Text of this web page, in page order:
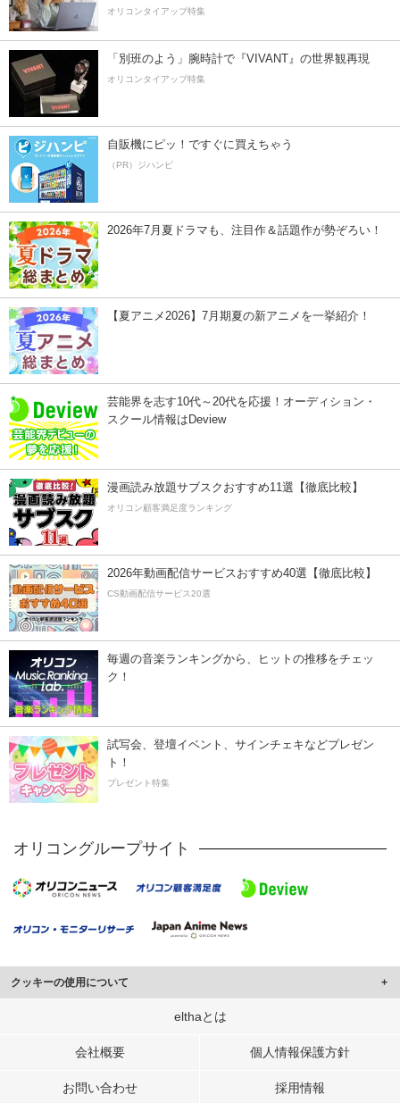
オリコンタイアップ特集
「別班のよう」腕時計で『VIVANT』の世界観再現
オリコンタイアップ特集
自販機にピッ！ですぐに買えちゃう
（PR）ジハンピ
2026年7月夏ドラマも、注目作＆話題作が勢ぞろい！
【夏アニメ2026】7月期夏の新アニメを一挙紹介！
芸能界を志す10代～20代を応援！オーディション・
スクール情報はDeview
漫画読み放題サブスクおすすめ11選【徹底比較】
オリコン顧客満足度ランキング
2026年動画配信サービスおすすめ40選【徹底比較】
CS動画配信サービス20選
毎週の音楽ランキングから、ヒットの推移をチェッ
ク！
試写会、登壇イベント、サインチェキなどプレゼン
ト！
プレゼント特集
オリコングループサイト
クッキーの使用について
このサイトでは Cookie を使用して、ユーザーに合わせたコンテンツや広告の
行っています。
メディアや広告配信、データ解析の各パートナーに提供しています。
elthaとは
会社概要 個人情報保護方針
お問い合わせ 採用情報